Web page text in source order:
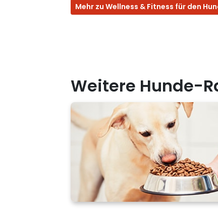
Mehr zu Wellness & Fitness für den
Weitere Hunde-